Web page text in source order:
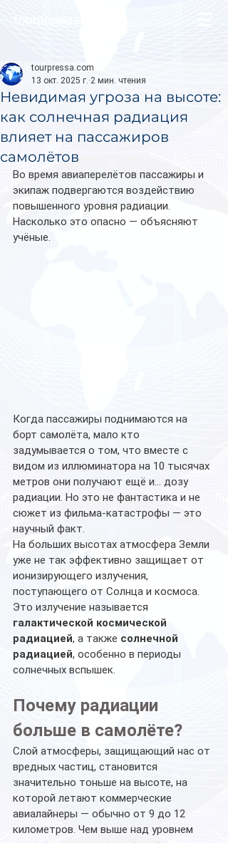
Невидимая угроза на высоте:
как солнечная радиация
влияет на пассажиров
самолётов
tourpressa.com
13 окт. 2025 г. 2 мин. чтения
Во время авиаперелётов пассажиры и
экипаж подвергаются воздействию
повышенного уровня радиации.
Насколько это опасно — объясняют
учёные.
Когда пассажиры поднимаются на
борт самолёта, мало кто
задумывается о том, что вместе с
видом из иллюминатора на 10 тысячах
метров они получают ещё и… дозу
радиации. Но это не фантастика и не
сюжет из фильма-катастрофы — это
научный факт.
На больших высотах атмосфера Земли
уже не так эффективно защищает от
ионизирующего излучения,
поступающего от Солнца и космоса.
Это излучение называется
галактической космической
радиацией, а также солнечной
радиацией, особенно в периоды
солнечных вспышек.
Почему радиации
больше в самолёте?
Слой атмосферы, защищающий нас от
вредных частиц, становится
значительно тоньше на высоте, на
которой летают коммерческие
авиалайнеры — обычно от 9 до 12
километров. Чем выше над уровнем